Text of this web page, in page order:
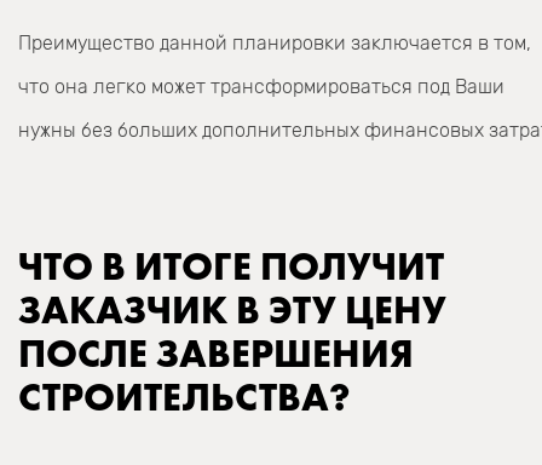
Преимущество данной планировки заключается в том,
что она легко может трансформироваться под Ваши
нужны без больших дополнительных финансовых
ЧТО В ИТОГЕ ПОЛУЧИТ
ЗАКАЗЧИК В ЭТУ ЦЕНУ
ПОСЛЕ ЗАВЕРШЕНИЯ
СТРОИТЕЛЬСТВА?